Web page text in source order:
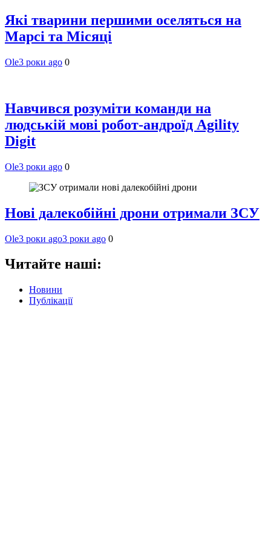
Які тварини першими оселяться на
Марсі та Місяці
Ole3 роки ago 0
Навчився розуміти команди на
людській мові робот-андроїд Agility
Digit
Ole3 роки ago 0
Нові далекобійні дрони отримали ЗСУ
Ole3 роки ago3 роки ago 0
Читайте наші:
Новини
Публікації